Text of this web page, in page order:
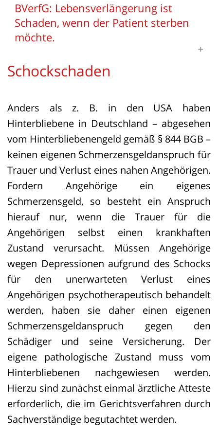
BVerfG: Lebensverlängerung ist
Schaden, wenn der Patient sterben
möchte.
Wird eine le­bens­ver­län­gern­de Maß­nah­
trof­fe­nen fort­ge­setzt, kann dies grund­
sätz­lich als Ver­let­zung sei­nes Selbst­be­
stim­mungs­rechts Scha­den­er­satz­an­sprü­
che aus­lö­sen. Das Bun­des­ver­fas­sungs­
ge­richt hat be­tont, dass die Le­bens­er­hal­
tung nicht als ab­so­lu­ter Wert an­ge­se­hen
wer­den darf.
BVerfG, Beschluss vom 07.04.2022 - 1
BvR 1187/19
Unnötiges Leiden?
Der Sohn eines 2011 verstorbenen
Patienten hatte
Schadenersatzansprüche für seinen
Vater eingeklagt. Dieser hatte an
Demenz gelitten und stand seit 1997
unter Betreuung eines Anwalts. Mit
dessen Zustimmung wurde der Senior
ab 2006 künstlich ernährt. Etwa zwei
Jahre später war dann auch keine
Verständigung mit ihm mehr möglich.
Schockschaden
Anders als z. B. in den USA haben
Hinterbliebene in Deutschland – abgesehen
vom Hinterbliebenengeld gemäß § 844 BGB –
keinen eigenen Schmerzensgeldanspruch für
Trauer und Verlust eines nahen Angehörigen.
Fordern Angehörige ein eigenes
Schmerzensgeld, so besteht ein Anspruch
hierauf nur, wenn die Trauer für die
Angehörigen selbst einen krankhaften
Zustand verursacht. Müssen Angehörige
wegen Depressionen aufgrund des Schocks
für den unerwarteten Verlust eines
Angehörigen psychotherapeutisch behandelt
werden, haben sie daher einen eigenen
Schmerzensgeldanspruch gegen den
Schädiger und seine Versicherung. Der
eigene pathologische Zustand muss vom
Hinterbliebenen nachgewiesen werden.
Hierzu sind zunächst einmal ärztliche Atteste
erforderlich, die im Gerichtsverfahren durch
Sachverständige begutachtet werden.